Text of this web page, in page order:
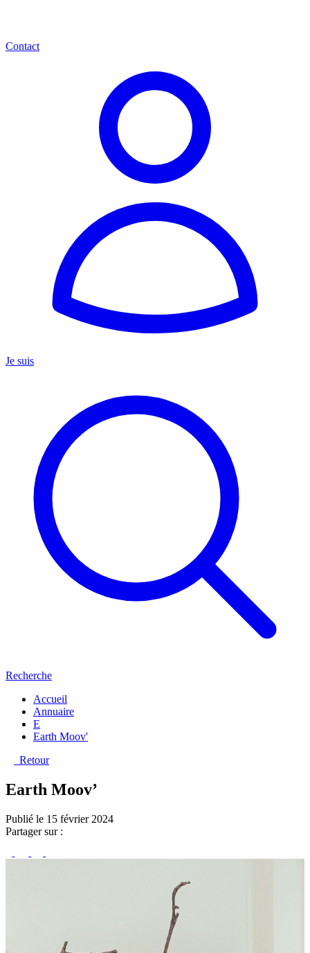
Contact
Je suis
Recherche
Accueil
Annuaire
E
Earth Moov'
Retour
Earth Moov’
Publié le 15 février 2024
Partager sur :